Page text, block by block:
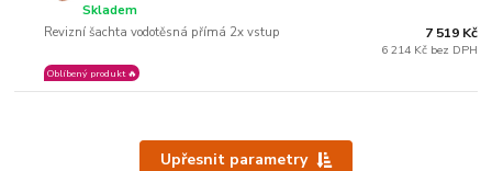
Revizní šachta vodotěsná přímá 2x vstup
Skladem
Oblíbený produkt 🔥
7 519 Kč
6 214 Kč bez DPH
Upřesnit parametry